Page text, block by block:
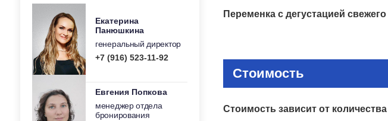
Екатерина
Панюшкина
генеральный директор
+7 (916) 523-11-92
Евгения Попкова
менеджер отдела
бронирования
Переменка с дегустацией
Стоимость
Стоимость зависит от